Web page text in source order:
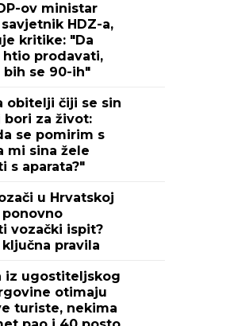
ov ministar
HDZ-a,
kritike: "Da
htio prodavati,
bih se 90-ih"
obitelji čiji se sin
bori za život:
se pomirim s
mi sina žele
s aparata?"
u Hrvatskoj
vozački ispit?
ključna pravila
iz ugostiteljskog
otimaju
turiste, nekima